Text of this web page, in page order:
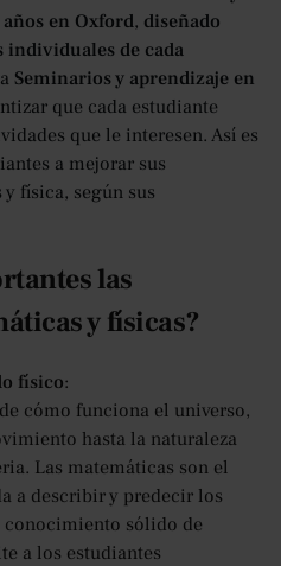
en Oxford, diseñado
individuales de cada
Seminarios y aprendizaje en
que cada estudiante
que le interesen. Así es
a mejorar sus
física, según sus
las
y físicas?
físico:
cómo funciona el universo,
hasta la naturaleza
Las matemáticas son el
a describir y predecir los
conocimiento sólido de
a los estudiantes